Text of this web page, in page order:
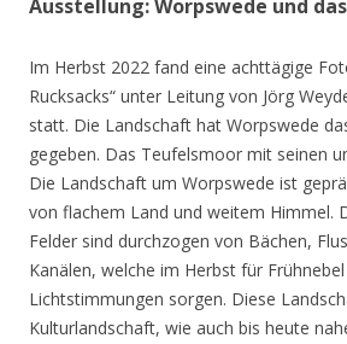
Ausstellung: Worpswede und
Im Herbst 2022 fand eine achttägige
Rucksacks“ unter Leitung von Jörg
statt. Die Landschaft hat Worpswede
gegeben. Das Teufelsmoor mit seinen
Die Landschaft um Worpswede ist
von flachem Land und weitem Himmel.
Felder sind durchzogen von Bächen,
Kanälen, welche im Herbst für
Lichtstimmungen sorgen. Diese
Kulturlandschaft, wie auch bis heute